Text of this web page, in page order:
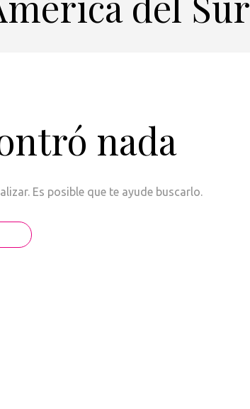
nada
Es posible que te ayude buscarlo.